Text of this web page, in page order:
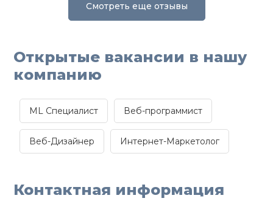
Смотреть еще отзывы
Открытые вакансии в нашу
компанию
ML Специалист Веб-программист
Веб-Дизайнер Интернет-Маркетолог
Контактная информация